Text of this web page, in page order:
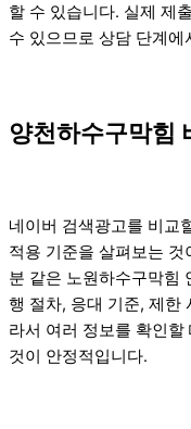
할 수 있습니다. 실제 제
수 있으므로 상담 단계
양천하수구막힘
네이버 검색광고를 비교
적용 기준을 살펴보는
분 같은 노원하수구막힘
행 절차, 응대 기준, 제한
라서 여러 정보를 확인
것이 안정적입니다.